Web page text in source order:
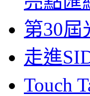
第30
走進
Touch